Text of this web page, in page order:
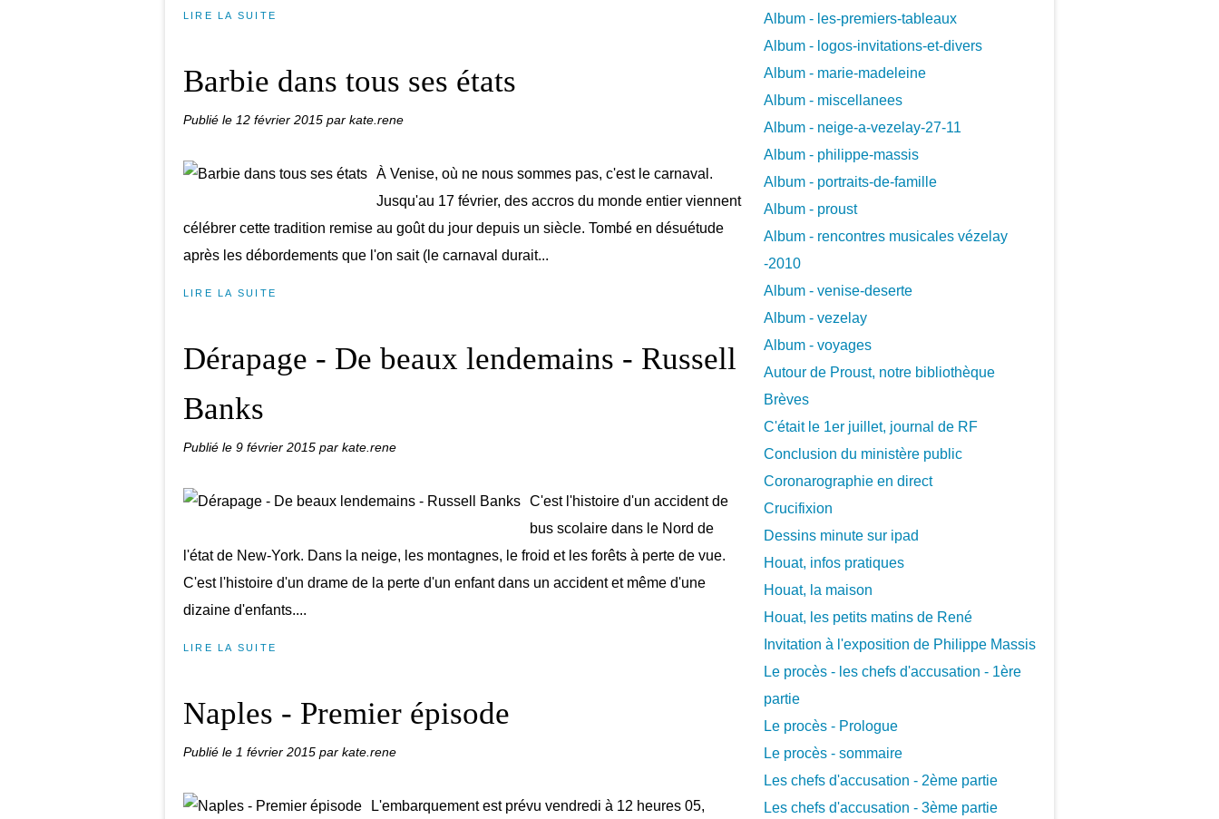
LIRE LA SUITE
Barbie dans tous ses états
Publié le 12 février 2015 par kate.rene
À Venise, où ne nous sommes pas, c'est le carnaval.
Jusqu'au 17 février, des accros du monde entier viennent
célébrer cette tradition remise au goût du jour depuis un siècle. Tombé en désuétude
après les débordements que l'on sait (le carnaval durait...
LIRE LA SUITE
Dérapage - De beaux lendemains - Russell
Banks
Publié le 9 février 2015 par kate.rene
C'est l'histoire d'un accident de
bus scolaire dans le Nord de
l'état de New-York. Dans la neige, les montagnes, le froid et les forêts à perte de vue.
C'est l'histoire d'un drame de la perte d'un enfant dans un accident et même d'une
dizaine d'enfants....
LIRE LA SUITE
Naples - Premier épisode
Publié le 1 février 2015 par kate.rene
L'embarquement est prévu vendredi à 12 heures 05,
Album - les-premiers-tableaux
Album - logos-invitations-et-divers
Album - marie-madeleine
Album - miscellanees
Album - neige-a-vezelay-27-11
Album - philippe-massis
Album - portraits-de-famille
Album - proust
Album - rencontres musicales vézelay
-2010
Album - venise-deserte
Album - vezelay
Album - voyages
Autour de Proust, notre bibliothèque
Brèves
C'était le 1er juillet, journal de RF
Conclusion du ministère public
Coronarographie en direct
Crucifixion
Dessins minute sur ipad
Houat, infos pratiques
Houat, la maison
Houat, les petits matins de René
Invitation à l'exposition de Philippe Massis
Le procès - les chefs d'accusation - 1ère
partie
Le procès - Prologue
Le procès - sommaire
Les chefs d'accusation - 2ème partie
Les chefs d'accusation - 3ème partie